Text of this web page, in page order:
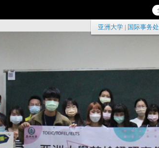
亚洲大学 国际事务处